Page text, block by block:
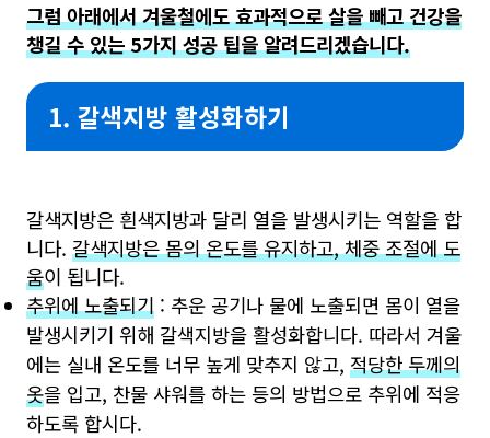
그럼 아래에서 겨울철에도 효과적으로 살을 빼고 건강을
챙길 수 있는 5가지 성공 팁을 알려드리겠습니다.
1. 갈색지방 활성화하기
갈색지방은 흰색지방과 달리 열을 발생시키는 역할을 합
니다. 갈색지방은 몸의 온도를 유지하고, 체중 조절에 도
움이 됩니다.
추위에 노출되기 : 추운 공기나 물에 노출되면 몸이 열을
발생시키기 위해 갈색지방을 활성화합니다. 따라서 겨울
에는 실내 온도를 너무 높게 맞추지 않고, 적당한 두께의
옷을 입고, 찬물 샤워를 하는 등의 방법으로 추위에 적응
하도록 합시다.